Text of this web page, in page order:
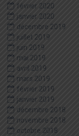
février 2020
janvier 2020
décembre 2019
juillet 2019
juin 2019
mai 2019
avril 2019
mars 2019
février 2019
janvier 2019
décembre 2018
novembre 2018
octobre 2018